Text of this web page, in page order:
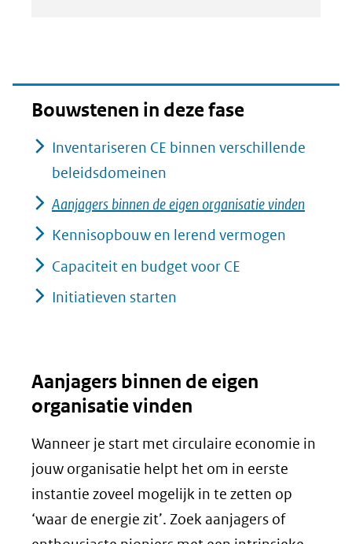
Bouwstenen in deze fase
Inventariseren CE binnen verschillende
beleidsdomeinen
Aanjagers binnen de eigen organisatie vinden
Kennisopbouw en lerend vermogen
Capaciteit en budget voor CE
Initiatieven starten
Aanjagers binnen de eigen
organisatie vinden
Wanneer je start met circulaire economie in
jouw organisatie helpt het om in eerste
instantie zoveel mogelijk in te zetten op
‘waar de energie zit’. Zoek aanjagers of